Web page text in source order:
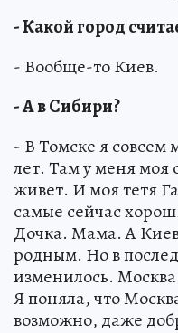
- Какой город
- Вообще-то Киев.
- А в Сибири?
- В Томске я совсем
лет. Там у меня моя
живет. И моя тетя
самые сейчас
Дочка. Мама. А
родным. Но в
изменилось.
Я поняла, что
возможно, даже